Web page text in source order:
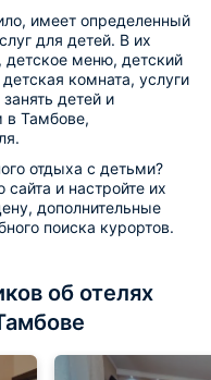
имеет определенный
для детей. В их
меню, детский
комната, услуги
детей и
в Тамбове,
отдыха с детьми?
и настройте их
дополнительные
поиска курортов.
об отелях